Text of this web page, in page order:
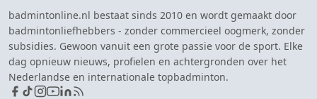
badmintonline.nl bestaat sinds 2010 en wordt gemaakt door
badmintonliefhebbers - zonder commercieel oogmerk, zonder
subsidies. Gewoon vanuit een grote passie voor de sport. Elke
dag opnieuw nieuws, profielen en achtergronden over het
Nederlandse en internationale topbadminton.